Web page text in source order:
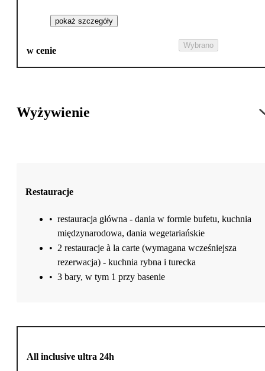
pokaż szczegóły
w cenie
Wybrano
Wyżywienie
Restauracje
• restauracja główna - dania w formie bufetu, kuchnia
międzynarodowa, dania wegetariańskie
• 2 restauracje à la carte (wymagana wcześniejsza
rezerwacja) - kuchnia rybna i turecka
• 3 bary, w tym 1 przy basenie
All inclusive ultra 24h